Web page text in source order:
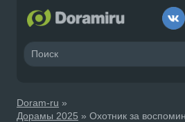
Doram-ru »
Дорамы 2025 » Охотник за